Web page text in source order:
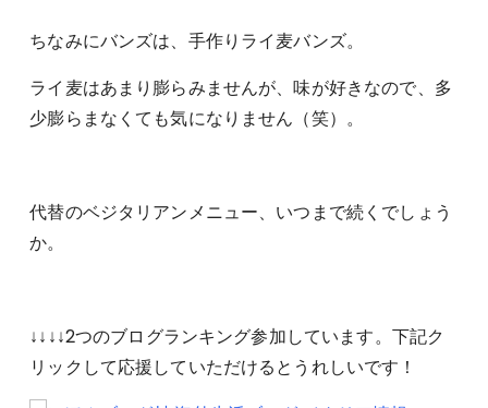
ちなみにバンズは、手作りライ麦バンズ。
ライ麦はあまり膨らみませんが、味が好きなので、多
少膨らまなくても気になりません（笑）。
代替のベジタリアンメニュー、いつまで続くでしょう
か。
↓↓↓↓2つのブログランキング参加しています。下記ク
リックして応援していただけるとうれしいです！